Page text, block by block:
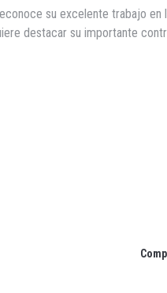
su excelente trabajo en
destacar su importante